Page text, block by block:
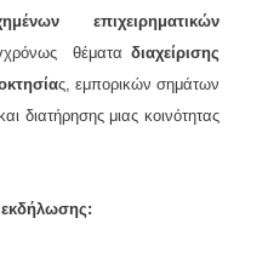
επιχειρηματικών
θέματα διαχείρισης
ς, εμπορικών σημάτων
διατήρησης μιας κοινότητας